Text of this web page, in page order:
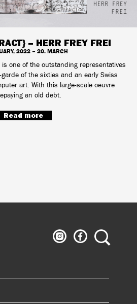
– HERR FREY FREI
2022 – 20. MARCH
one of the outstanding representatives
of the sixties and an early Swiss
art. With this large-scale oeuvre
an old debt.
Read more
Ludwig
Museum
Ludwig
Museum
Search